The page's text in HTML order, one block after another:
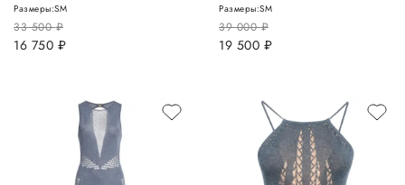
33 500руб.
16 750 руб.
Размеры:SM
39 000руб.
19 500 руб.
Размеры:SM